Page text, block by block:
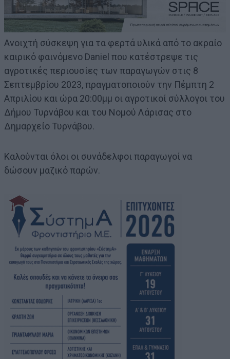
Ανοιχτή σύσκεψη για τα φερτά υλικά από το ακραίο
καιρικό φαινόμενο Daniel που κατέστρεψε τις
αγροτικές περιουσίες των παραγωγών στις 8
Σεπτεμβρίου 2023, πραγματοποιούν την Πέμπτη 2
Απριλίου και ώρα 20:00μμ οι αγροτικοί σύλλογοι του
Δήμου Τυρνάβου και του Νομού Λάρισας στο
Δημαρχείο Τυρνάβου.
Καλούνται όλοι οι συνάδελφοι παραγωγοί να
δώσουν μαζικό παρών.